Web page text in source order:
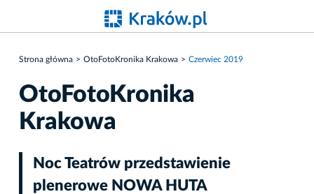
Strona główna OtoFotoKronika Krakowa Czerwiec 2019
OtoFotoKronika
Krakowa
Noc Teatrów przedstawienie
plenerowe NOWA HUTA